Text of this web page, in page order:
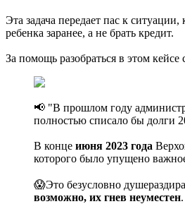
Эта задача передает пас к
ребенка заранее, а не брать кредит.
За помощь разобраться в этом
📢 "В прошлом году
полностью списало бы долги
В конце июня 2023 года
которого было упущено
😱Это безусловно
возможно, их гнев неуместен.